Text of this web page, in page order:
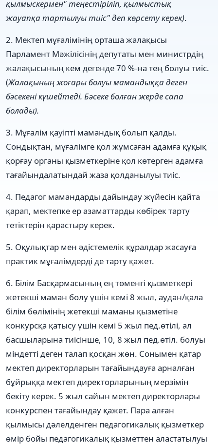
қылмыскермен" теңестіріліп, қылмыстық
жауапқатартылуы тиіс" деп көрсету керек).
2. Мектеп мұғалімінің орташа жалақысы
Парламент Мәжілісінің депутаты мен министрдің
жалақысының кем дегенде 70 %-на тең болуы тиіс.
(Жалақының жоғары болуы мамандыққа деген
бәсекені күшейтеді. Бәсеке болған жерде сапа
болады).
3. Мұғалім қауіпті мамандық болып қалды.
Сондықтан, мұғалімге қол жұмсаған адамға құқық
қорғау органы қызметкеріне қол көтерген адамға
тағайындалатындай жаза қолданылуы тиіс.
4. Педагог мамандарды дайындау жүйесін қайта
қарап, мектепке ер азаматтарды көбірек тарту
тетіктерін қарастыру керек.
5. Оқулықтар мен әдістемелік құралдар жасауға
практик мұғалімдерді де тарту қажет.
6. Білім Басқармасының ең төменгі қызметкері
жетекші маман болу үшін кемі 8 жыл, аудан/қала
білім бөлімінің жетекші маманы қызметіне
конкурсқа қатысу үшін кемі 5 жыл пед.өтілі, ал
басшыларына тиісінше, 10, 8 жыл пед.өтіл. болуы
міндетті деген талап қосқан жөн. Сонымен қатар
мектеп директорларын тағайындауға арналған
бұйрыққа мектеп директорларының мерзімін
бекіту керек. 5 жыл сайын мектеп директорлары
конкурспен тағайындау қажет. Пара алған
қылмысы дәлелденген педагогикалық қызметкер
өмір бойы педагогикалық қызметтен аластатылуы